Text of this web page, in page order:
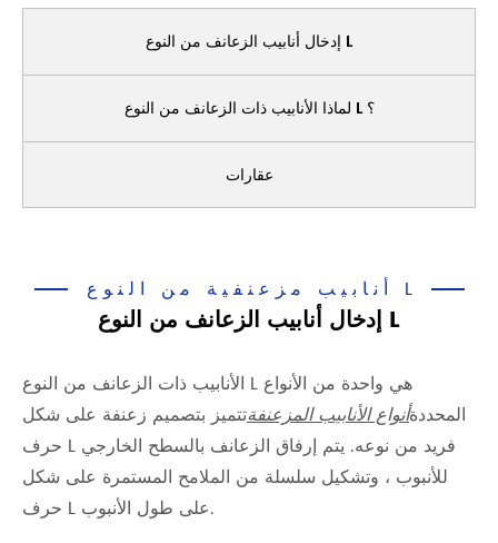
إدخال أنابيب الزعانف من النوع L
لماذا الأنابيب ذات الزعانف من النوع L ؟
عقارات
أنابيب مزعنفية من النوع L
إدخال أنابيب الزعانف من النوع L
الأنابيب ذات الزعانف من النوع L هي واحدة من الأنواع
المحددةأنواع الأنابيب المزعنفةتتميز بتصميم زعنفة على شكل
حرف L فريد من نوعه. يتم إرفاق الزعانف بالسطح الخارجي
للأنبوب ، وتشكيل سلسلة من الملامح المستمرة على شكل
حرف L على طول الأنبوب.